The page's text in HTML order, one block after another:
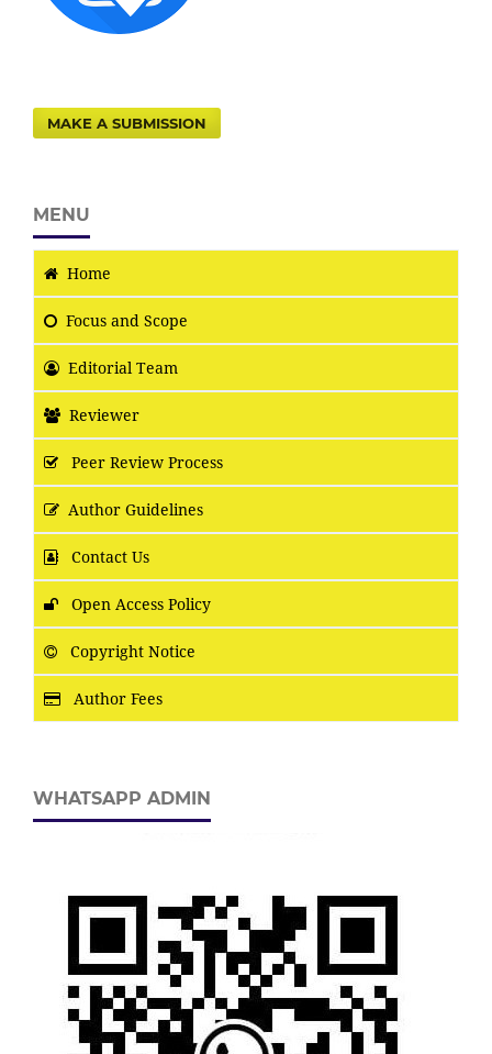
MAKE A SUBMISSION
MENU
Home
Focus and Scope
Editorial Team
Reviewer
Peer Review Process
Author Guidelines
Contact Us
Open Access Policy
Copyright Notice
Author Fees
WHATSAPP ADMIN